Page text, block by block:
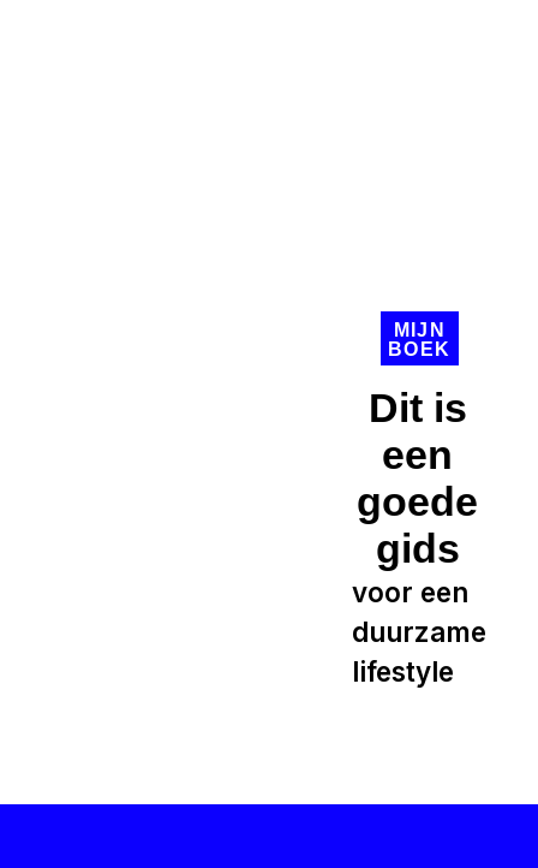
MIJN
BOEK
Dit is
een
goede
gids
voor een
duurzame
lifestyle